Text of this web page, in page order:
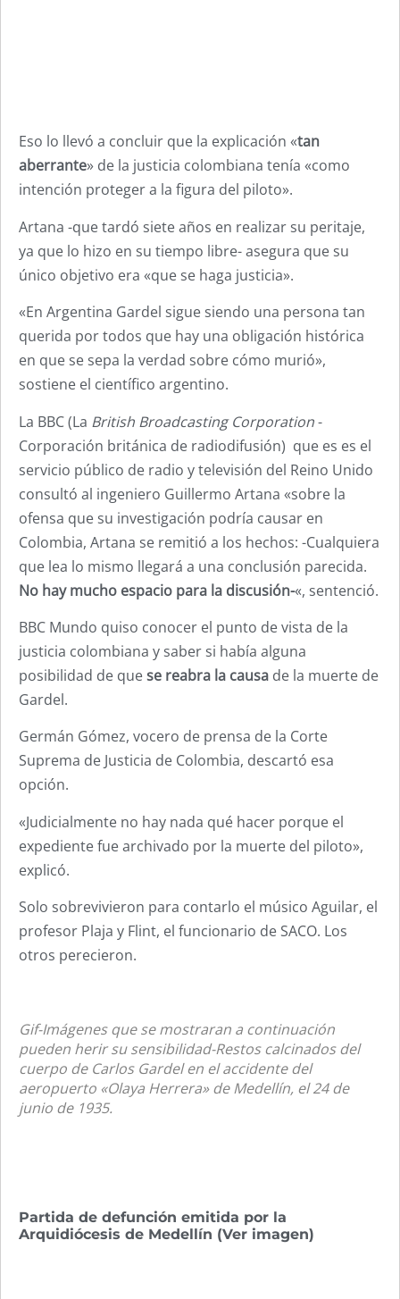
Eso lo llevó a concluir que la explicación «tan
aberrante» de la justicia colombiana tenía «como
intención proteger a la figura del piloto».
Artana -que tardó siete años en realizar su peritaje,
ya que lo hizo en su tiempo libre- asegura que su
único objetivo era «que se haga justicia».
«En Argentina Gardel sigue siendo una persona tan
querida por todos que hay una obligación histórica
en que se sepa la verdad sobre cómo murió»,
sostiene el científico argentino.
La BBC (La British Broadcasting Corporation-
Corporación británica de radiodifusión)​ que es es el
servicio público de radio y televisión del Reino Unido
consultó al ingeniero Guillermo Artana «sobre la
ofensa que su investigación podría causar en
Colombia, Artana se remitió a los hechos: -Cualquiera
que lea lo mismo llegará a una conclusión parecida.
No hay mucho espacio para la discusión-«, sentenció.
BBC Mundo quiso conocer el punto de vista de la
justicia colombiana y saber si había alguna
posibilidad de quese reabra la causa de la muerte de
Gardel.
Germán Gómez, vocero de prensa de la Corte
Suprema de Justicia de Colombia, descartó esa
opción.
«Judicialmente no hay nada qué hacer porque el
expediente fue archivado por la muerte del piloto»,
explicó.
Solo sobrevivieron para contarlo el músico Aguilar, el
profesor Plaja y Flint, el funcionario de SACO. Los
otros perecieron.
Gif-Imágenes que se mostraran a continuación
pueden herir su sensibilidad-Restos calcinados del
cuerpo de Carlos Gardel en el accidente del
aeropuerto «Olaya Herrera» de Medellín, el 24 de
junio de 1935.
Partida de defunción emitida por la
Arquidiócesis de Medellín (Ver imagen)